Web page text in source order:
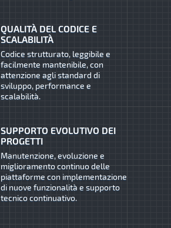
QUALITÀ DEL CODICE E
SCALABILITÀ
Codice strutturato, leggibile e
facilmente mantenibile, con
attenzione agli standard di
sviluppo, performance e
scalabilità.
SUPPORTO EVOLUTIVO DEI
PROGETTI
Manutenzione, evoluzione e
miglioramento continuo delle
piattaforme con implementazione
di nuove funzionalità e supporto
tecnico continuativo.